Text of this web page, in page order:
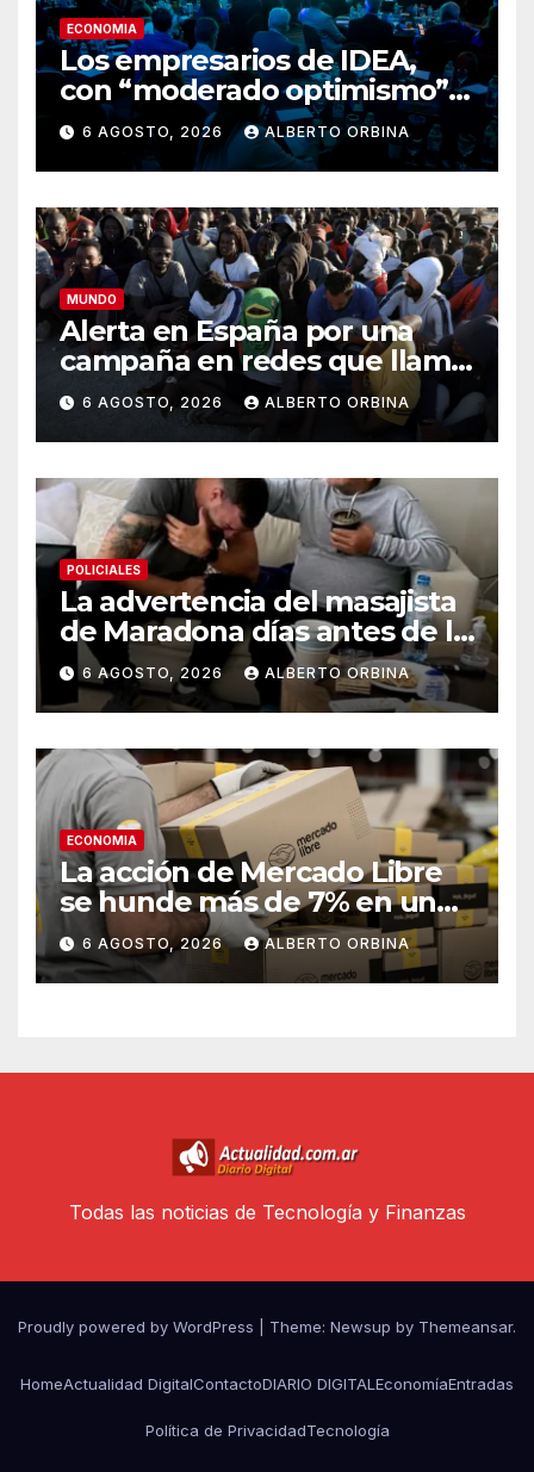
ECONOMIA
Los empresarios de IDEA,
con “moderado optimismo”
para los próximos 12 meses
6 AGOSTO, 2026 ALBERTO ORBINA
MUNDO
Alerta en España por una
campaña en redes que llama
a entrar de nuevo en Ceuta:
“Nos vemos todos el 15”
6 AGOSTO, 2026 ALBERTO ORBINA
POLICIALES
La advertencia del masajista
de Maradona días antes de la
muerte: “Tenía los ojos
hinchados como una teta”
6 AGOSTO, 2026 ALBERTO ORBINA
ECONOMIA
La acción de Mercado Libre
se hunde más de 7% en un
día rojo para los papeles
argentinos en Wall Street
6 AGOSTO, 2026 ALBERTO ORBINA
Todas las noticias de Tecnología y Finanzas
Proudly powered by WordPress Theme: Newsup by Themeansar.
HomeActualidad DigitalContactoDIARIO DIGITALEconomíaEntradas
Política de PrivacidadTecnología